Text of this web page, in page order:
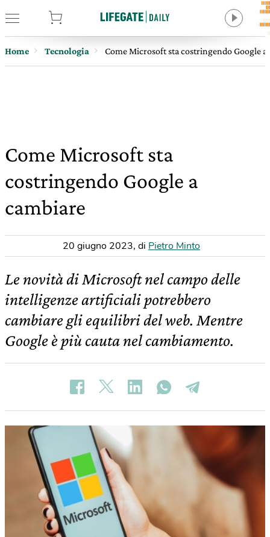
Home Tecnologia Come Microsoft sta costringendo Google a
Come Microsoft sta
costringendo Google a
cambiare
20 giugno 2023, di Pietro Minto
Le novità di Microsoft nel campo delle
intelligenze artificiali potrebbero
cambiare gli equilibri del web. Mentre
Google è più cauta nel cambiamento.